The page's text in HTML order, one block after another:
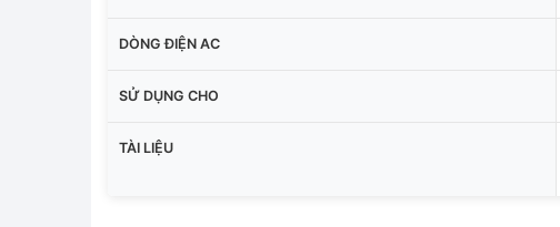
DÒNG ĐIỆN AC
SỬ DỤNG CHO
TÀI LIỆU